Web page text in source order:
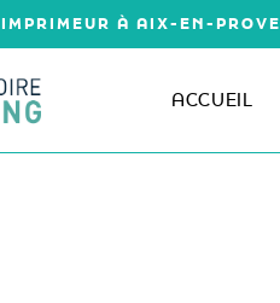
IMPRIMEUR À AIX-EN-
ACCUEIL